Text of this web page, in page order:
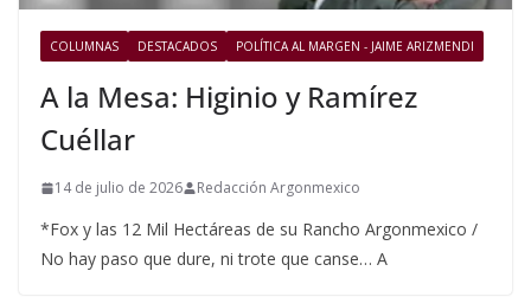
COLUMNAS DESTACADOS POLÍTICA AL MARGEN - JAIME ARIZMENDI
A la Mesa: Higinio y Ramírez
Cuéllar
14 de julio de 2026 Redacción Argonmexico
*Fox y las 12 Mil Hectáreas de su Rancho Argonmexico /
No hay paso que dure, ni trote que canse… A